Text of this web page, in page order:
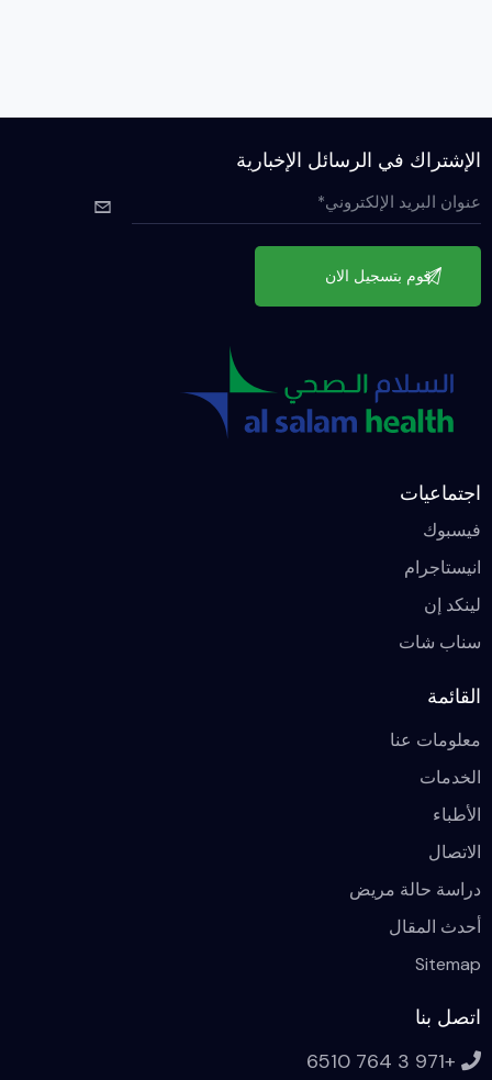
الإشتراك في الرسائل الإخبارية
اجتماعيات
فيسبوك
انيستاجرام
لينكد إن
سناب شات
القائمة
معلومات عنا
الخدمات
الأطباء
الاتصال
دراسة حالة مريض
أحدث المقال
Sitemap
اتصل بنا
+971 3 764 6510